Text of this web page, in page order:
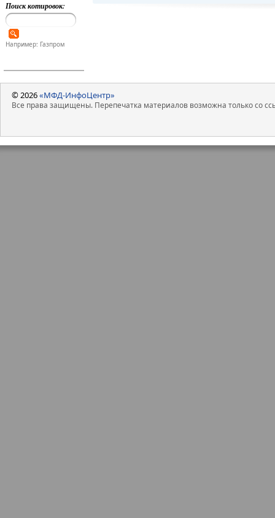
Поиск котировок:
Например: Газпром
© 2026«МФД-ИнфоЦентр»
Все права защищены. Перепечатка материалов возможна только со